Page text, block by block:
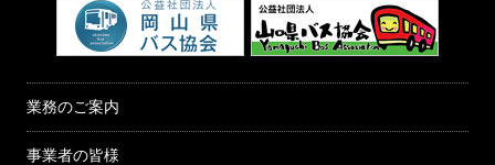
業務のご案内
事業者の皆様